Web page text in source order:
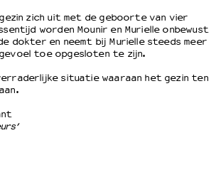
zich uit met de geboorte van vier
worden Mounir en Murielle onbewust
dokter en neemt bij Murielle steeds meer
toe opgesloten te zijn.
situatie waaraan het gezin ten